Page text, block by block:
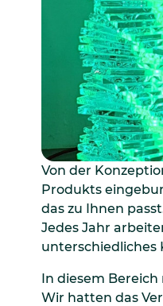
Von der
Produkts
das zu Ihnen
Jedes Jahr
unterschiedliches
In diesem
Wir hatten das